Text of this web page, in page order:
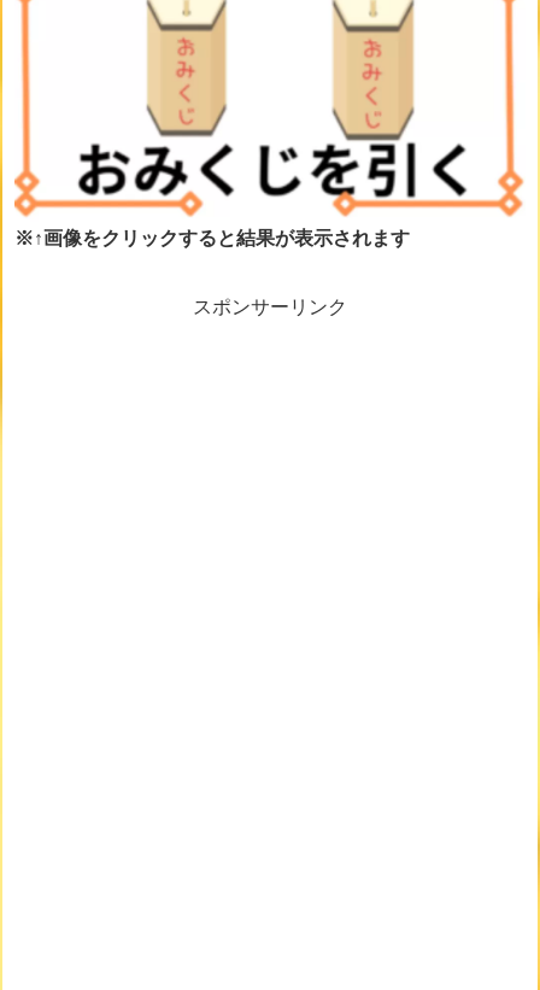
※↑画像をクリックすると結果が表示されます
スポンサーリンク